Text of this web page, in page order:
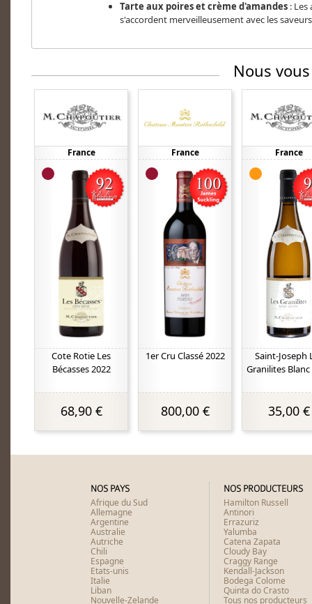
Tarte aux poires et crème d'amandes: Les
s'accordent merveilleusement avec les
Nous
France
Cote Rotie Les
Bécasses 2022
68,90 €
France
1er Cru Classé 2022
800,00 €
France
Saint-Joseph
Granilites Blanc
35,00 €
NOS PAYS
Afrique du Sud
Allemagne
Argentine
Australie
Autriche
Chili
Espagne
Etats-unis
Italie
Liban
Nouvelle-Zelande
NOS PRODUCTEURS
Hamilton Russell
Antinori
Errazuriz
Yalumba
Catena Zapata
Cloudy Bay
Craggy Range
Kendall-Jackson
Bodega Colome
Quinta do Crasto
Tous nos producteurs